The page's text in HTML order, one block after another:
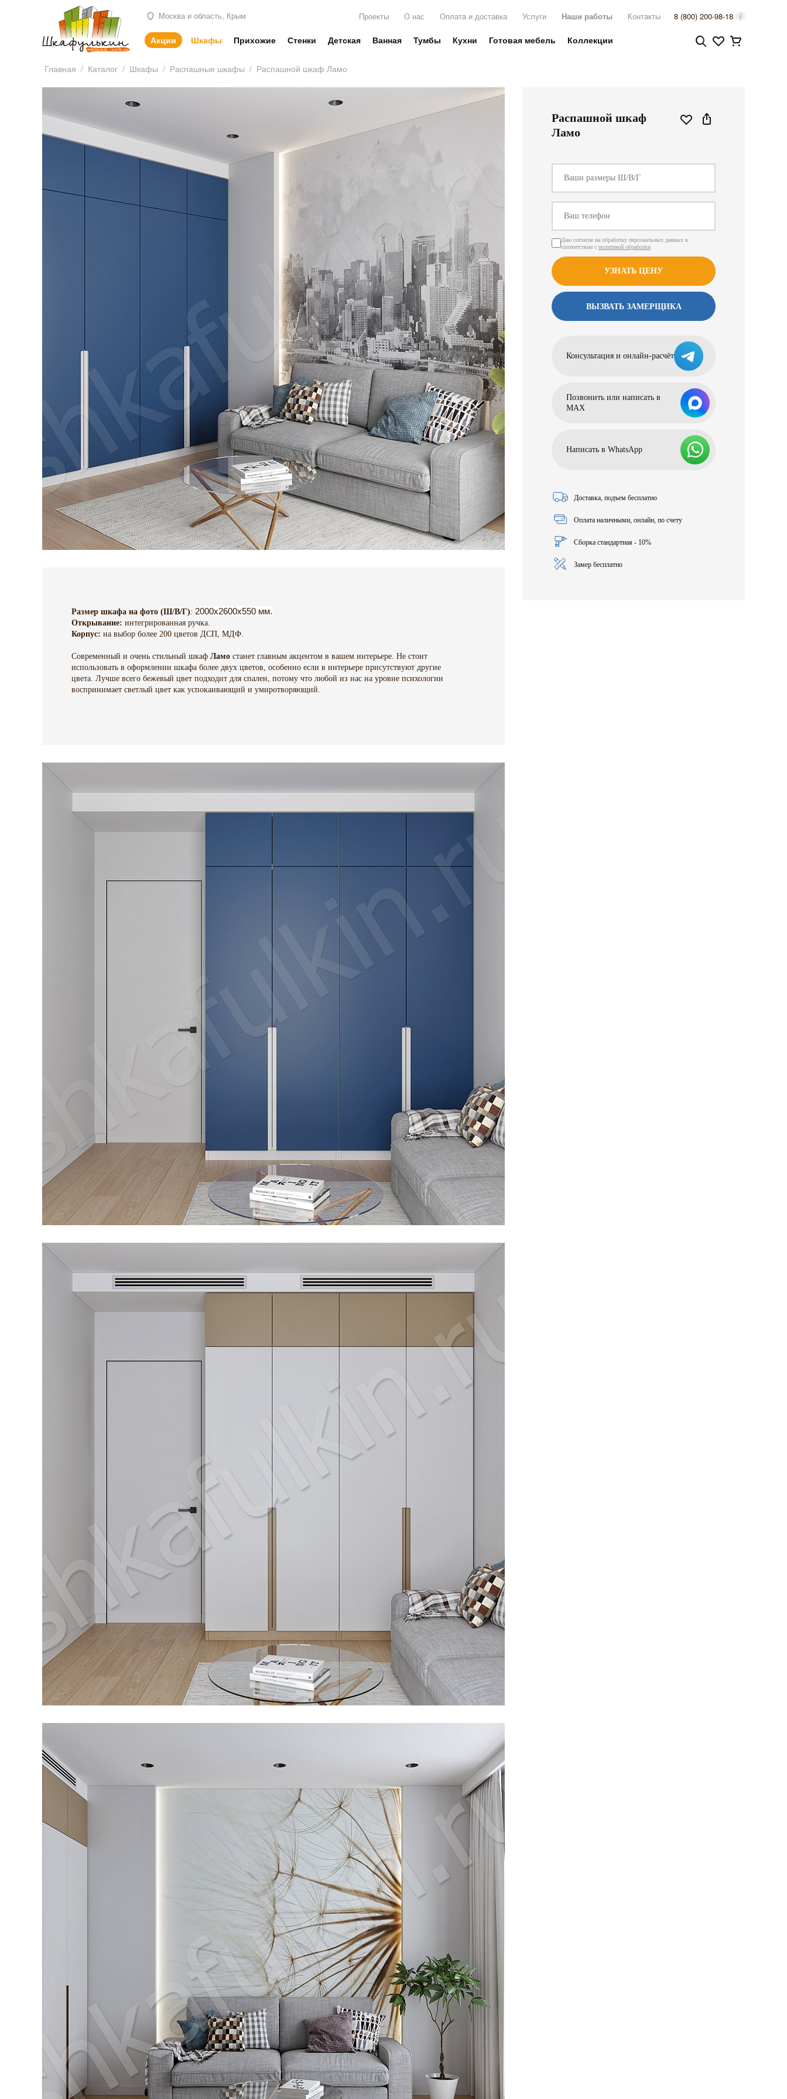
Москва и область, Крым Проекты О нас Оплата и доставка Услуги Наши работы Контакты 8 (800) 200-98-18
Акции Шкафы Прихожие Стенки Детская Ванная Тумбы Кухни Готовая мебель Коллекции
Главная / Каталог / Шкафы / Распашные шкафы / Распашной шкаф Ламо
Размер шкафа на фото (Ш/В/Г): 2000х2600х550 мм.
Открывание: интегрированная ручка.
Корпус: на выбор более 200 цветов ДСП, МДФ.
Современный и очень стильный шкаф Ламо станет главным акцентом в вашем интерьере. Не стоит
использовать в оформлении шкафа более двух цветов, особенно если в интерьере присутствуют другие
цвета. Лучше всего бежевый цвет подходит для спален, потому что любой из нас на уровне психологии
воспринимает светлый цвет как успокаивающий и умиротворяющий.
Распашной шкаф
Ламо
Даю согласие на обработку персональных данных в
соответствии с политикой обработки
УЗНАТЬ ЦЕНУ
ВЫЗВАТЬ ЗАМЕРЩИКА
Консультация и онлайн-расчёт
Позвонить или написать в
МАХ
Написать в WhatsApp
Доставка, подъем бесплатно
Оплата наличными, онлайн, по счету
Сборка стандартная - 10%
Замер бесплатно